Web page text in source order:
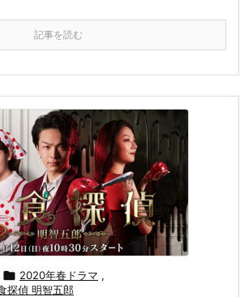
記事を読む
 2020年春ドラマ ,
探偵 明智五郎